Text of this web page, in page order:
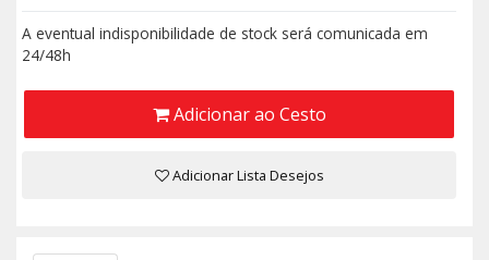
A eventual indisponibilidade de stock será comunicada em
24/48h
Adicionar ao Cesto
Adicionar Lista Desejos